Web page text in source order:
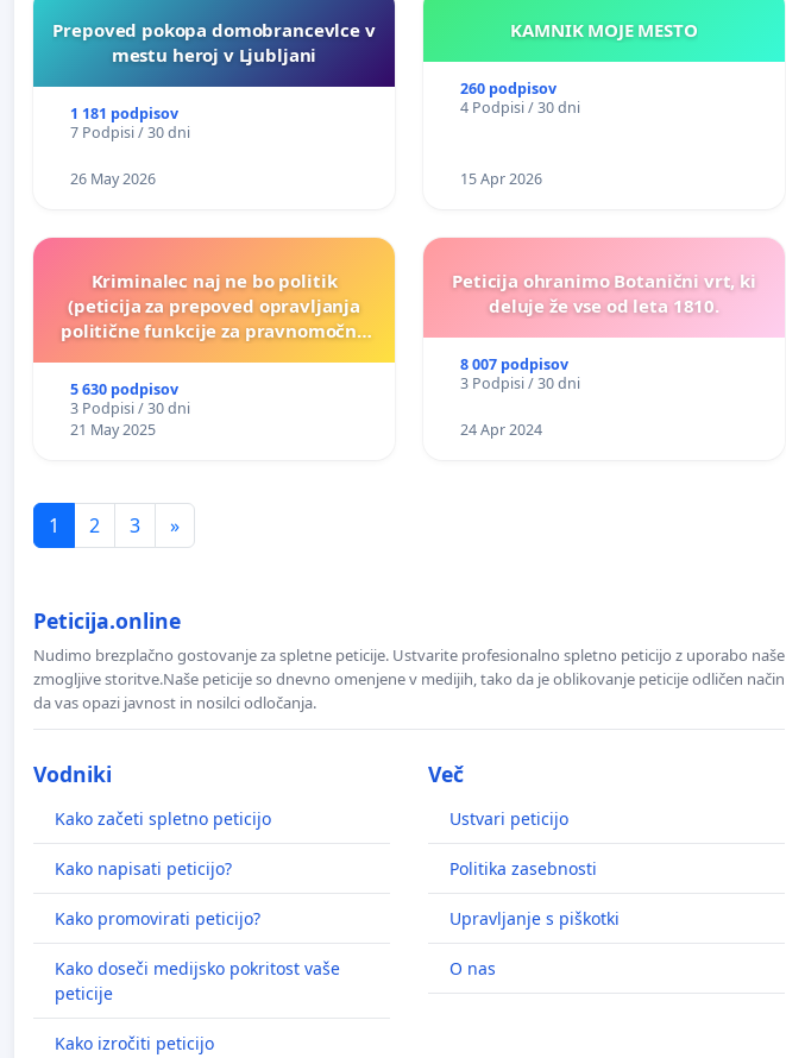
Prepoved pokopa domobrancevlce v
mestu heroj v Ljubljani
1 181 podpisov
7 Podpisi / 30 dni
26 May 2026
KAMNIK MOJE MESTO
260 podpisov
4 Podpisi / 30 dni
15 Apr 2026
Kriminalec naj ne bo politik
(peticija za prepoved opravljanja
politične funkcije za pravnomočno
5 630 podpisov
3 Podpisi / 30 dni
21 May 2025
Peticija ohranimo Botanični vrt, ki
deluje že vse od leta 1810.
8 007 podpisov
3 Podpisi / 30 dni
24 Apr 2024
1 2 3 »
Peticija.online
Nudimo brezplačno gostovanje za spletne peticije. Ustvarite profesionalno spletno peticijo z uporabo naše
zmogljive storitve.Naše peticije so dnevno omenjene v medijih, tako da je oblikovanje peticije odličen način
da vas opazi javnost in nosilci odločanja.
Vodniki
Kako začeti spletno peticijo
Kako napisati peticijo?
Kako promovirati peticijo?
Kako doseči medijsko pokritost vaše
peticije
Kako izročiti peticijo
Več
Ustvari peticijo
Politika zasebnosti
Upravljanje s piškotki
O nas